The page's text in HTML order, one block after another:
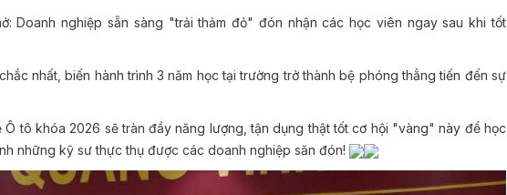
Doanh nghiệp sẵn sàng "trải thảm đỏ" đón nhận các học viên ngay sau khi tốt
nhất, biến hành trình 3 năm học tại trường trở thành bệ phóng thẳng tiến đến sự
tô khóa 2026 sẽ tràn đầy năng lượng, tận dụng thật tốt cơ hội "vàng" này để học
những kỹ sư thực thụ được các doanh nghiệp săn đón!